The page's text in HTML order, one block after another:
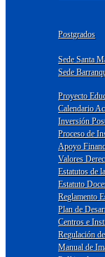
Postgrados
Sede Santa
Sede
Proyecto
Calendario
Inversión
Proceso de
Apoyo
Valores
Estatutos de
Estatuto
Reglamento
Plan de
Centros e
Regulación
Manual de